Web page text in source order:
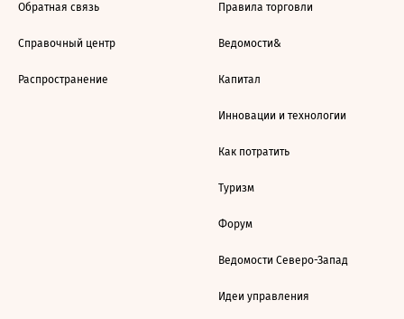
Обратная связь
Справочный центр
Распространение
Правила торговли
Ведомости&
Капитал
Инновации и технологии
Как потратить
Туризм
Форум
Ведомости Северо-Запад
Идеи управления